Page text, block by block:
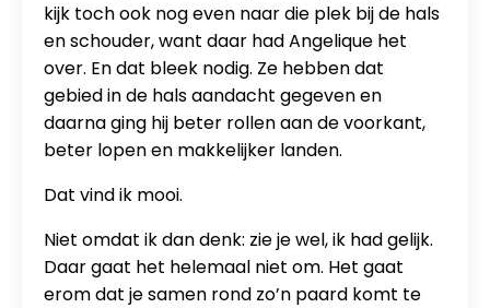
kijk toch ook nog even naar die plek bij de hals
en schouder, want daar had Angelique het
over. En dat bleek nodig. Ze hebben dat
gebied in de hals aandacht gegeven en
daarna ging hij beter rollen aan de voorkant,
beter lopen en makkelijker landen.
Dat vind ik mooi.
Niet omdat ik dan denk: zie je wel, ik had gelijk.
Daar gaat het helemaal niet om. Het gaat
erom dat je samen rond zo’n paard komt te